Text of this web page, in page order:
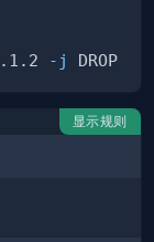
.1.2 -j
显示规则